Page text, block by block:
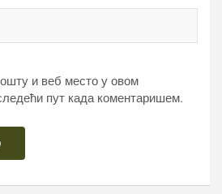
и веб место у овом
пут када коментаришем.